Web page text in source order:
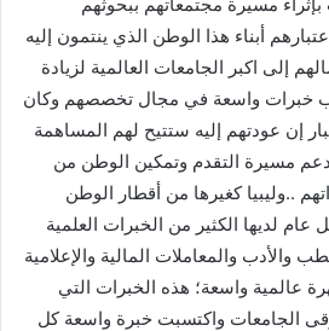
أبناء هذا الوطن الذي ينتمون إليه
إلى اكبر الجامعات العالمية لزيادة
خبرات واسعة في مجال تخصصهم وكان
إن عودتهم إليه ستتيح لهم المساهمة
مسيرة التقدم وتمكين الوطن من
..وليبيا كغيرها من أقطار الوطن
عام لديها الكثير من الخبرات العلمية
والأدب والمعاملات المالية والإعلامية
عالمية واسعة؛ هذه الخبرات التي
الجامعات واكتسبت خبرة واسعة كل